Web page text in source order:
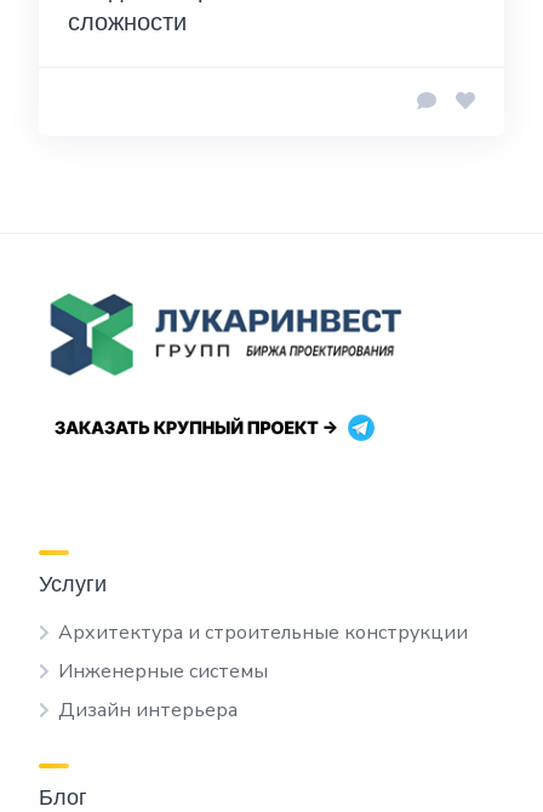
сложности
Услуги
Архитектура и строительные конструкции
Инженерные системы
Дизайн интерьера
Блог